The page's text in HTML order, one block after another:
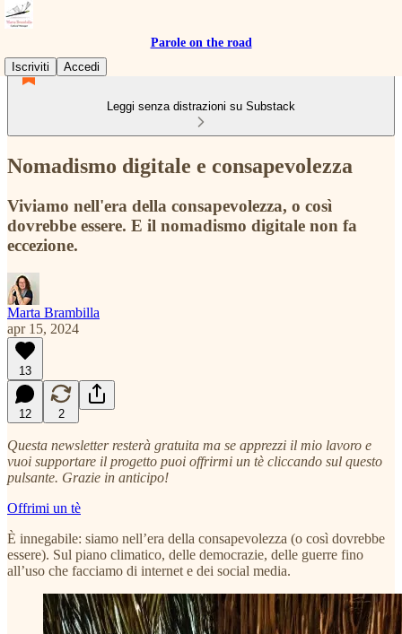
Parole on the road
Iscriviti
Accedi
Leggi senza distrazioni su Substack
Nomadismo digitale e consapevolezza
Viviamo nell'era della consapevolezza, o così
dovrebbe essere. E il nomadismo digitale non fa
eccezione.
Marta Brambilla
apr 15, 2024
13
12 2
Questa newsletter resterà gratuita ma se apprezzi il mio lavoro e
vuoi supportare il progetto puoi offrirmi un tè cliccando sul questo
pulsante. Grazie in anticipo!
Offrimi un tè
È innegabile: siamo nell’era della consapevolezza (o così dovrebbe
essere). Sul piano climatico, delle democrazie, delle guerre fino
all’uso che facciamo di internet e dei social media.